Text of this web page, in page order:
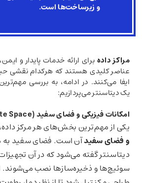
و زیرساخت‌هااست.
مراکز دادهبرای ارائه خدمات پایدار و
عناصر کلیدی هستند که هرکدام نقشی
ایفا می‌کنند. در ادامه، به بررسی
یک دیتاسنتر می‌پردازیم:
امکانات فیزیکی و فضای سفید(White Space)
یکی از مهم‌ترین بخش‌های هر مرکز داده،
و فضای سفیدآن است. فضای سفید به
سوئیچ‌ها و ذخیره‌سازها نصب می‌شوند.